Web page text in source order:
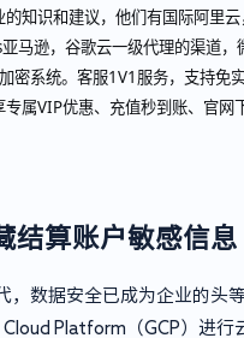
知识和建议，他们有国际阿里
马逊，谷歌云一级代理的渠道，
密系统。客服1V1服务，支持免
属VIP优惠、充值秒到账、官网
结算账户敏感信息
，数据安全已成为企业的头
Platform（GCP）进行